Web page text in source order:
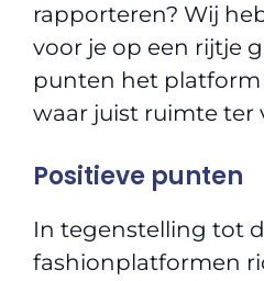
rapporteren? Wij
voor je op een rijtje
punten het
waar juist ruimte ter
Positieve punten
In tegenstelling tot
fashionplatformen